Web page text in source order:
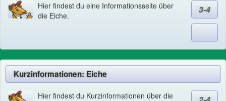
Hier findest du eine Informationsseite über
die Eiche.
3-4
Kurzinformationen: Eiche
Hier findest du Kurzinformationen über die